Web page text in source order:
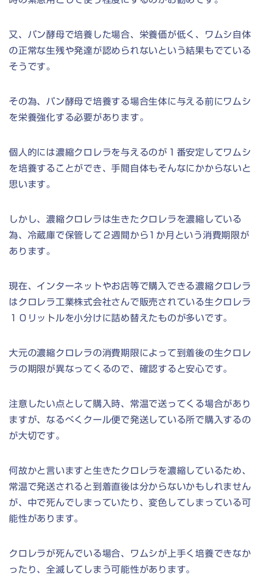
又、パン酵母で培養した場合、栄養価が低く、ワムシ自体
の正常な生残や発達が認められないという結果もでている
そうです。
その為、パン酵母で培養する場合生体に与える前にワムシ
を栄養強化する必要があります。
個人的には濃縮クロレラを与えるのが１番安定してワムシ
を培養することができ、手間自体もそんなにかからないと
思います。
しかし、濃縮クロレラは生きたクロレラを濃縮している
為、冷蔵庫で保管して２週間から1か月という消費期限が
あります。
現在、インターネットやお店等で購入できる濃縮クロレラ
はクロレラ工業株式会社さんで販売されている生クロレラ
１０リットルを小分けに詰め替えたものが多いです。
大元の濃縮クロレラの消費期限によって到着後の生クロレ
ラの期限が異なってくるので、確認すると安心です。
注意したい点として購入時、常温で送ってくる場合があり
ますが、なるべくクール便で発送している所で購入するの
が大切です。
何故かと言いますと生きたクロレラを濃縮しているため、
常温で発送されると到着直後は分からないかもしれません
が、中で死んでしまっていたり、変色してしまっている可
能性があります。
クロレラが死んでいる場合、ワムシが上手く培養できなか
ったり、全滅してしまう可能性があります。